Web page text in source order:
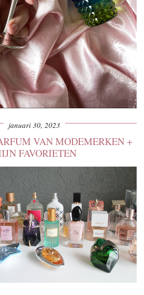
januari 30, 2023
VAN MODEMERKEN +
FAVORIETEN